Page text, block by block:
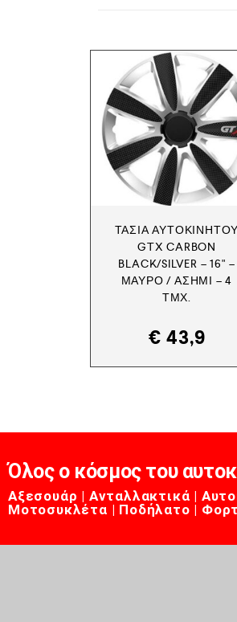
ΤΆΣΙΑ ΑΥΤΟΚΙΝΉΤΟΥ
GTX CARBON
BLACK/SILVER – 16" –
ΜΑΎΡΟ / ΑΣΗΜΊ – 4
ΤΜΧ.
€ 43,9
Όλος ο κόσμος του
Αξεσουάρ | Ανταλλακτικά |
Μοτοσυκλέτα | Ποδήλατο |